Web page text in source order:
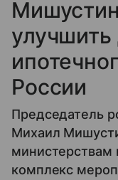
улучшить
России
Председатель
Михаил
министерствам
комплекс